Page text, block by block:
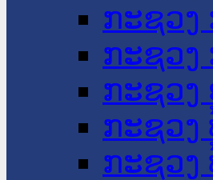
ກະຊວງ
ກະຊວງ
ກະຊວງ
ກະຊວງ
ກະຊວງ